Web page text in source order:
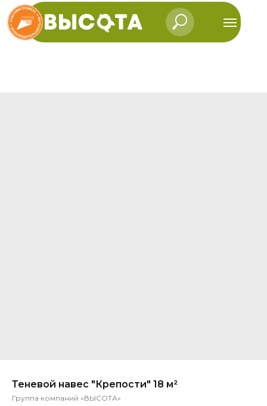
Теневой навес "Крепости" 18 м²
Группа компаний «ВЫСОТА»